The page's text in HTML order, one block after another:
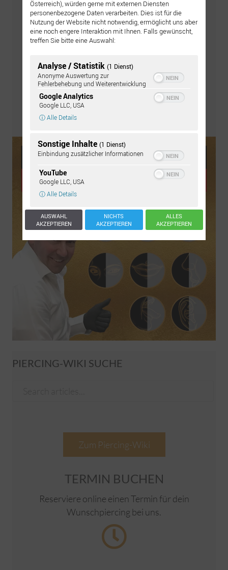
PIERCING-WIKI SUCHE
Zum Piercing-Wiki
TERMIN BUCHEN
Reserviere online einen Termin für dein
Wunschpiercing bei uns.
Österreich), würden gerne mit externen Diensten
personenbezogene Daten verarbeiten. Dies ist für die
Nutzung der Website nicht notwendig, ermöglicht uns aber
eine noch engere Interaktion mit Ihnen. Falls gewünscht,
treffen Sie bitte eine Auswahl:
Analyse / Statistik (1 Dienst)
Anonyme Auswertung zur
Fehlerbehebung und Weiterentwicklung
Google Analytics
Google LLC, USA
ⓘ Alle Details
Sonstige Inhalte (1 Dienst)
Einbindung zusätzlicher Informationen
YouTube
Google LLC, USA
ⓘ Alle Details
AUSWAHL
AKZEPTIEREN
NICHTS
AKZEPTIEREN
ALLES
AKZEPTIEREN